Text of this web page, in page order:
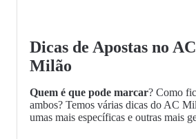
Dicas de Apostas no
Milão
Quem é que pode marcar? Como
ambos? Temos várias dicas do AC
umas mais específicas e outras mais